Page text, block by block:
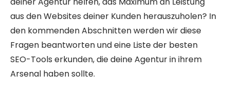
aus den Websites deiner Kunden herauszuholen? In
den kommenden Abschnitten werden wir diese
Fragen beantworten und eine Liste der besten
SEO-Tools erkunden, die deine Agentur in ihrem
Arsenal haben sollte.